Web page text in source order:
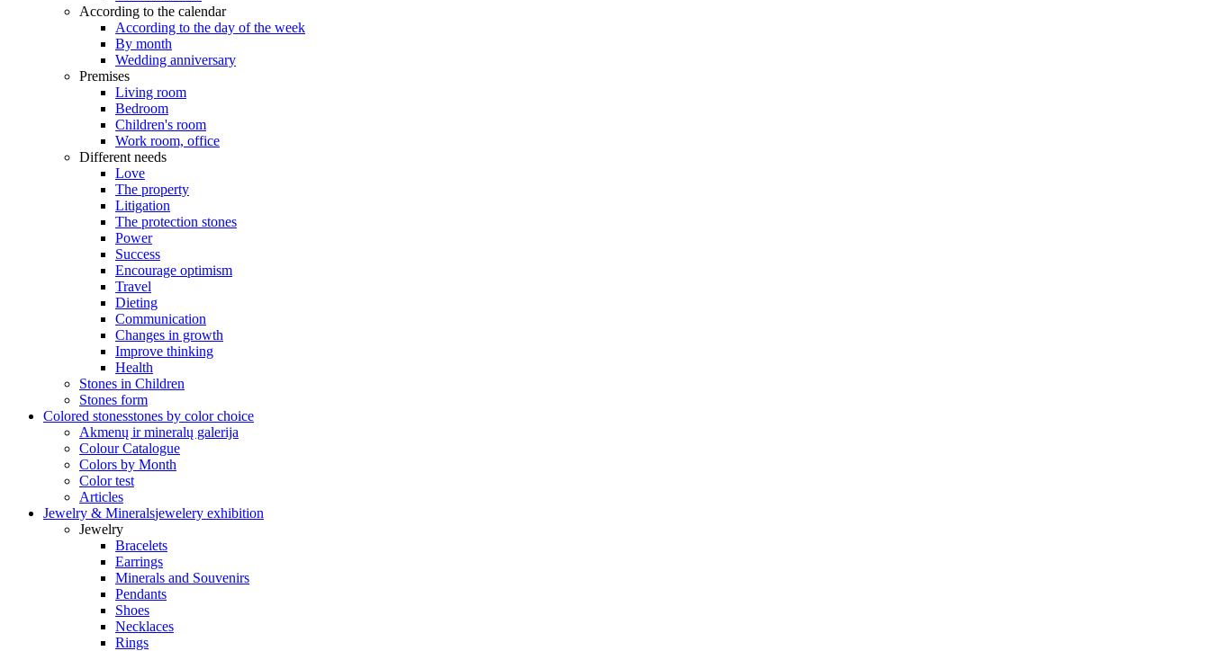
According to the calendar
According to the day of the week
By month
Wedding anniversary
Premises
Living room
Bedroom
Children's room
Work room, office
Different needs
Love
The property
Litigation
The protection stones
Power
Success
Encourage optimism
Travel
Dieting
Communication
Changes in growth
Improve thinking
Health
Stones in Children
Stones form
Colored stonesstones by color choice
Akmenų ir mineralų galerija
Colour Catalogue
Colors by Month
Color test
Articles
Jewelry & Mineralsjewelery exhibition
Jewelry
Bracelets
Earrings
Minerals and Souvenirs
Pendants
Shoes
Necklaces
Rings